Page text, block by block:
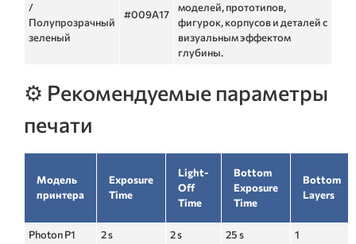
/
Полупрозрачный
зеленый
#009A17
моделей, прототипов,
фигурок, корпусов и деталей с
визуальным эффектом
глубины.
⚙️ Рекомендуемые параметры
печати
Модель
принтера
Exposure
Time
Light-
Off
Time
Bottom
Exposure
Time
Bottom
Layers
Photon P1 2 s 2 s 25 s
1